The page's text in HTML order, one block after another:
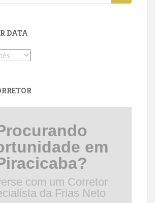
DATA
em
com um Corretor
da Frias Neto